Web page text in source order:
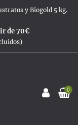
y Biogold 5 kg.
de 70€
0